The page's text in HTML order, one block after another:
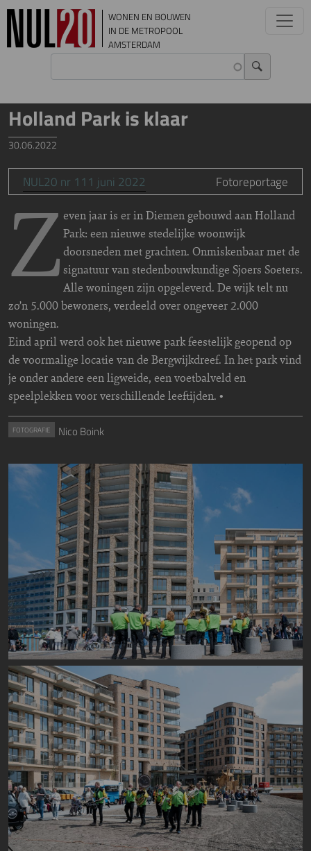
Overslaan en naar de inhoud gaan
WONEN EN BOUWEN
IN DE METROPOOL
AMSTERDAM
Holland Park is klaar
30.06.2022
NUL20 nr 111 juni 2022 Fotoreportage
Z even jaar is er in Diemen gebouwd aan Holland
Park: een nieuwe stedelijke woonwijk
doorsneden met grachten. Onmiskenbaar met de
signatuur van stedenbouwkundige Sjoers Soeters.
Alle woningen zijn opgeleverd. De wijk telt nu
zo’n 5.000 bewoners, verdeeld over ongeveer 2.000
woningen.
Eind april werd ook het nieuwe park feestelijk geopend op
de voormalige locatie van de Bergwijkdreef. In het park vind
je onder andere een ligweide, een voetbalveld en
speelplekken voor verschillende leeftijden. •
FOTOGRAFIE Nico Boink
Image
Image